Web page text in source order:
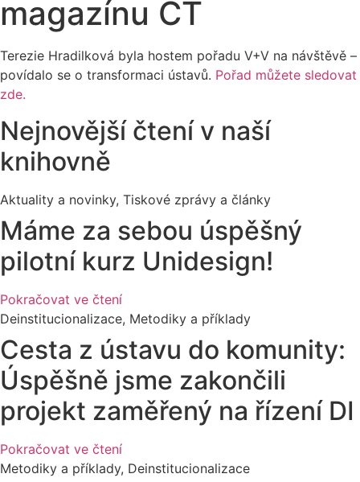
magazínu ČT
Terezie Hradilková byla hostem pořadu V+V na návštěvě –
povídalo se o transformaci ústavů. Pořad můžete sledovat
zde.
Nejnovější čtení v naší
knihovně
Aktuality a novinky, Tiskové zprávy a články
Máme za sebou úspěšný
pilotní kurz Unidesign!
Pokračovat ve čtení
Deinstitucionalizace, Metodiky a příklady
Cesta z ústavu do komunity:
Úspěšně jsme zakončili
projekt zaměřený na řízení DI
Pokračovat ve čtení
Metodiky a příklady, Deinstitucionalizace